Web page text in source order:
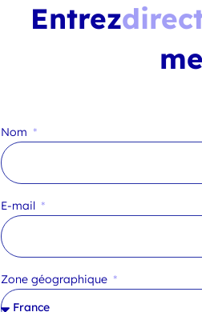
Entrez
Nom
E-mail
Zone géographique